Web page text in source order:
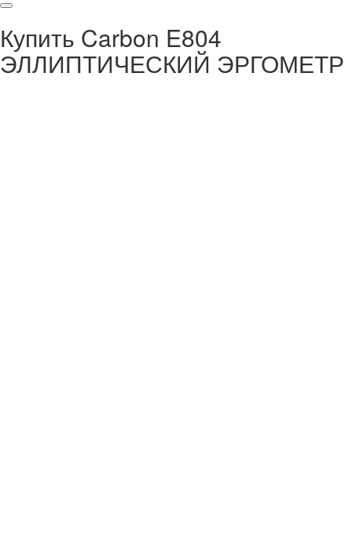
Купить Carbon E804
ЭЛЛИПТИЧЕСКИЙ ЭРГОМЕТР